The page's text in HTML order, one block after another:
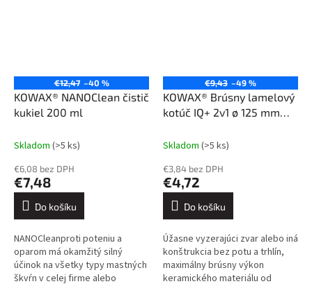
€12,47 –40 %
KOWAX® NANOClean čistič
kukiel 200 ml
Skladom (>5 ks)
€6,08 bez DPH
€7,48
Do košíku
NANOCleanproti poteniu a
oparom má okamžitý silný
účinok na všetky typy mastných
škvŕn v celej firme alebo
€9,43 –49 %
KOWAX® Brúsny lamelový
kotúč IQ+ 2v1 ø 125 mm
Skladom (>5 ks)
€3,84 bez DPH
€4,72
Do košíku
Úžasne vyzerajúci zvar alebo iná
konštrukcia bez potu a trhlín,
maximálny brúsny výkon
keramického materiálu od